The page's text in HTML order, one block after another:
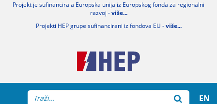
Projekt je sufinancirala Europska unija iz Europskog fonda za regionalni
razvoj -više...
Projekti HEP grupe sufinancirani iz fondova EU -više...
EN